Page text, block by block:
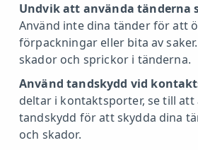
Undvik att använda tänderna
Använd inte dina tänder för att
förpackningar eller bita av
skador och sprickor i tänderna.
Använd tandskydd vid
deltar i kontaktsporter, se till att
tandskydd för att skydda dina
och skador.